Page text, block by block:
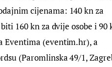
cijenama: 140 kn za
160 kn za dvije osobe i 90
Eventima (eventim.hr), a
(Paromlinska 49/1,